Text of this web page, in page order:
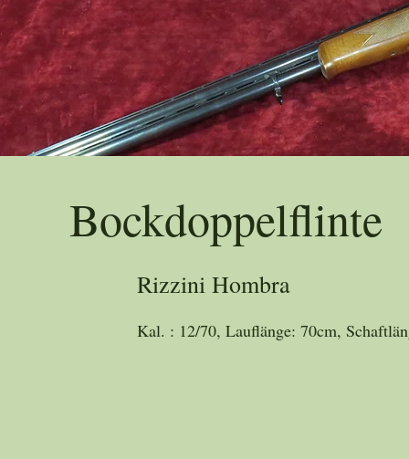
Bockdoppelflinte
Rizzini Hombra
Kal. : 12/70, Lauflänge: 70cm,